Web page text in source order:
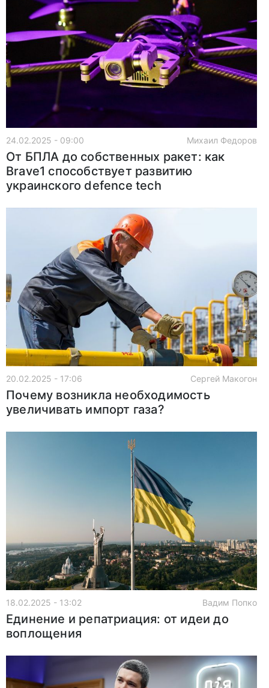
24.02.2025 - 09:00 Михаил Федоров
От БПЛА до собственных ракет: как
Brave1 способствует развитию
украинского defence tech
20.02.2025 - 17:06 Сергей Макогон
Почему возникла необходимость
увеличивать импорт газа?
18.02.2025 - 13:02 Вадим Попко
Единение и репатриация: от идеи до
воплощения